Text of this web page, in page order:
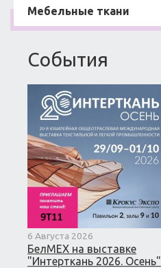
Мебельные ткани
События
6 Августа 2026
БелМЕХ на выставке
"Интерткань 2026. Осень"